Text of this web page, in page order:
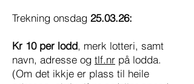
Trekning onsdag 25.03.26:
Kr 10 per lodd, merk lotteri, samt
navn, adresse og tlf.nr på lodda.
(Om det ikkje er plass til heile